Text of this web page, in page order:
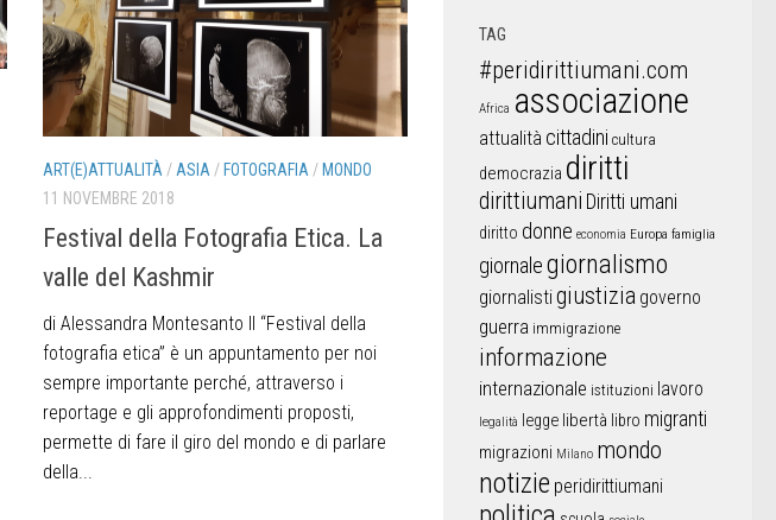
ART(E)ATTUALITÀ/ASIA/ FOTOGRAFIA/ MONDO
11 NOVEMBRE 2018
Festival della Fotografia Etica. La
valle del Kashmir
di Alessandra Montesanto Il “Festival della
fotografia etica” è un appuntamento per noi
sempre importante perché, attraverso i
reportage e gli approfondimenti proposti,
permette di fare il giro del mondo e di parlare
della...
TAG
#peridirittiumani.com
Africa associazione
attualità cittadini cultura
democrazia diritti
dirittiumani Diritti umani
diritto donne economia Europa famiglia
giornalegiornalismo
giornalistigiustizia governo
guerra immigrazione
informazione
internazionale istituzioni lavoro
legalità legge libertà libro migranti
migrazioni Milano mondo
notizie peridirittiumani